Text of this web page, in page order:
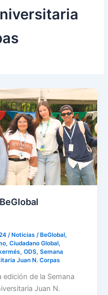
/ Noticias / BeGlobal,
,Ciudadano Global,
,ODS,Semana
Juan N. Corpas
edición de la Semana
Juan N.